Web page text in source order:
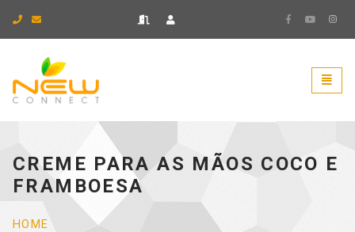
CREME PARA AS MÃOS COCO E
FRAMBOESA
HOME